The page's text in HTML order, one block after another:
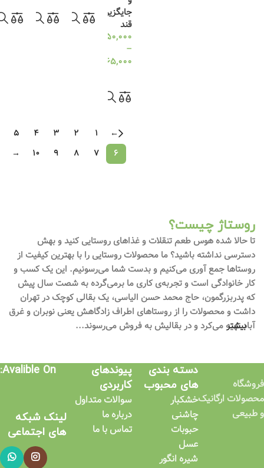
گرمی
جایگزین
قند
450,000
–
165,000
←
1
2
3
4
5
6
7
8
9
10
→
روستاژ چیست؟
تا حالا شده هوس طعم تنقلات و غذاهای روستایی کنید و بهش
دسترسی نداشته باشید؟ ما محصولات روستایی را با بهترین کیفیت از
روستاها جمع آوری می‌کنیم و بدست شما می‌رسونیم. این یک کسب و
کار خانوادگی است و تجربه‌ی کاری ما برمی‌گرده به شصت سال پیش
که پدربزرگمون، حاج محمد حسن الیاسی، یک بقالی کوچک در تهران
داشت و محصولات را از روستاهای اطراف زادگاهش یعنی نوبران و غرق
آباد تهیه می‌کرد و در بقالیش به فروش می‌رسوند...
بیشتر
فروشگاه
محصولات ارگانیک
و طبیعی
دسته بندی
های محبوب
خشکبار
چاشنی
حبوبات
عسل
شیره انگور
پیوندهای
کاربردی​
سوالات متداول
درباره ما
تماس با ما
Avalible On:
لینک شبکه
های اجتماعی​